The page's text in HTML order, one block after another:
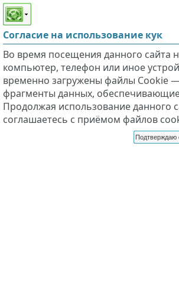
Этот сайт поддерживает
слабовидящих
Согласие на использование кук
Во время посещения данного сайта
компьютер, телефон или иное
временно загружены файлы Cookie
фрагменты данных, обеспечивающие
Продолжая использование данного
соглашаетесь с приёмом файлов
Подтверждаю